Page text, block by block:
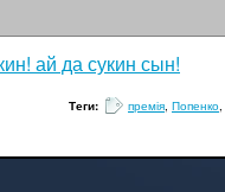
ай да сукин сын!
Теги: премія, Попенко,